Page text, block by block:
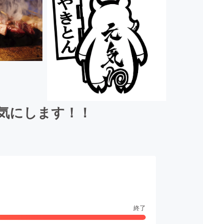
にします！！
終了